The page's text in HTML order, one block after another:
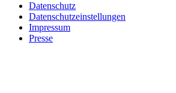
Datenschutz
Datenschutzeinstellungen
Impressum
Presse